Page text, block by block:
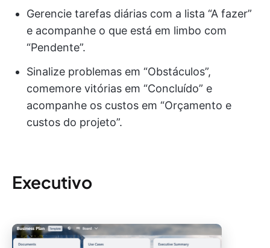
Gerencie tarefas diárias com a lista “A fazer”
e acompanhe o que está em limbo com
“Pendente”.
Sinalize problemas em “Obstáculos”,
comemore vitórias em “Concluído” e
acompanhe os custos em “Orçamento e
custos do projeto”.
Executivo